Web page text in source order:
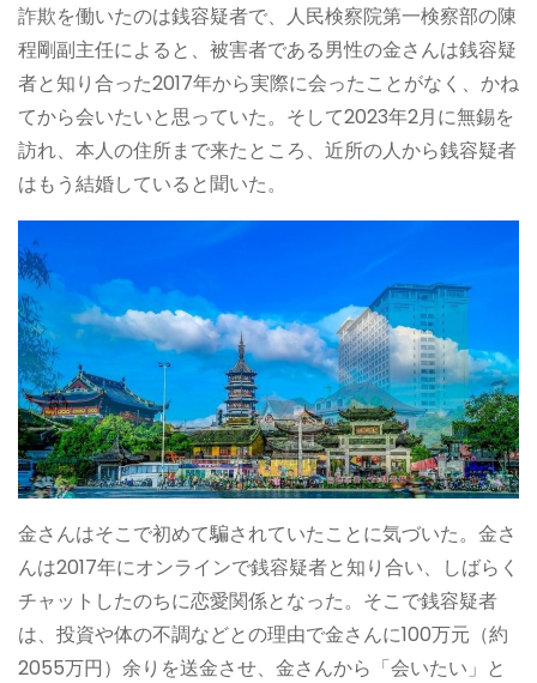
詐欺を働いたのは銭容疑者で、人民検察院第一検察部の陳
程剛副主任によると、被害者である男性の金さんは銭容疑
者と知り合った2017年から実際に会ったことがなく、かね
てから会いたいと思っていた。そして2023年2月に無錫を
訪れ、本人の住所まで来たところ、近所の人から銭容疑者
はもう結婚していると聞いた。
金さんはそこで初めて騙されていたことに気づいた。金さ
んは2017年にオンラインで銭容疑者と知り合い、しばらく
チャットしたのちに恋愛関係となった。そこで銭容疑者
は、投資や体の不調などとの理由で金さんに100万元（約
2055万円）余りを送金させ、金さんから「会いたい」と